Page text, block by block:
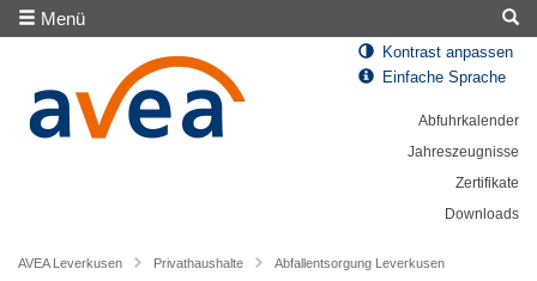
Menü
Kontrast anpassen
Einfache Sprache
Abfuhrkalender
Jahreszeugnisse
Zertifikate
Downloads
AVEA Leverkusen Privathaushalte
Abfallentsorgung Leverkusen